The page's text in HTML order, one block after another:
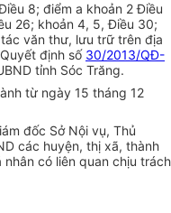
8; điểm a khoản 2 Điều
26; khoản 4, 5, Điều 30;
văn thư, lưu trữ trên địa
định số 30/2013/QĐ-
tỉnh Sóc Trăng.
từ ngày 15 tháng 12
đốc Sở Nội vụ, Thủ
các huyện, thị xã, thành
có liên quan chịu trách